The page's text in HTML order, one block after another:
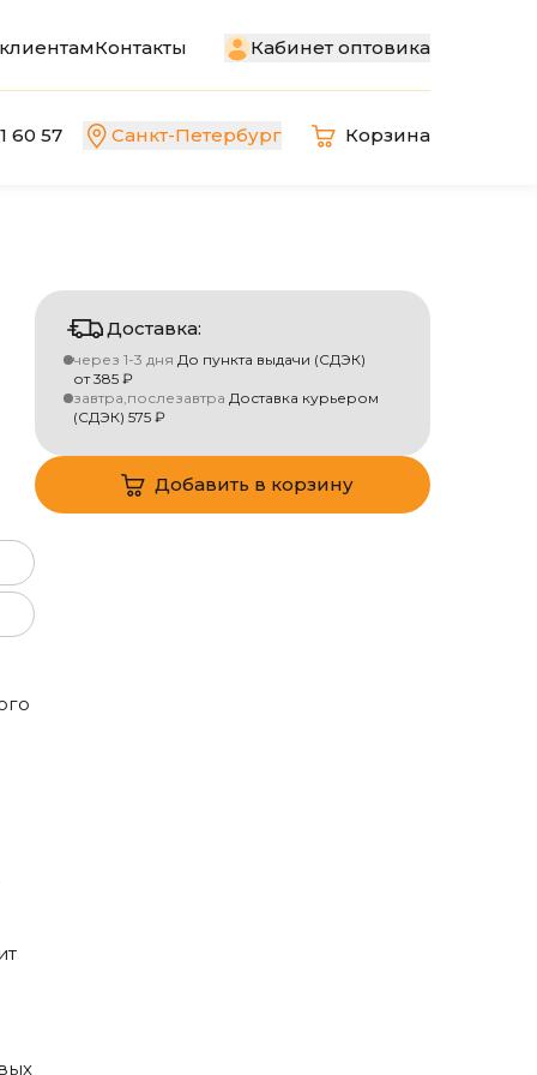
Контакты Кабинет оптовика
60 57 Санкт-Петербург Корзина
Доставка:
через 1-3 дня До пункта выдачи (СДЭК)
от385₽
завтра,послезавтра Доставка курьером
(СДЭК) 575₽
Добавить в корзину